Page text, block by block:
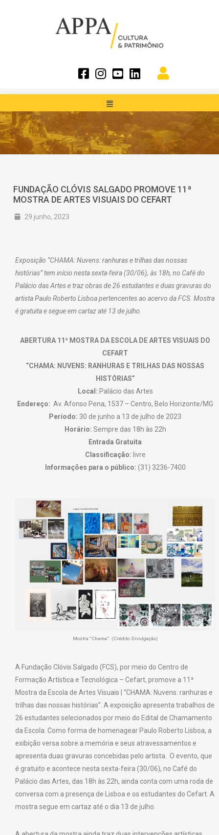
FUNDAÇÃO CLÓVIS SALGADO PROMOVE 11ª
MOSTRA DE ARTES VISUAIS DO CEFART
29 junho, 2023
Exposição “CHAMA: Nuvens: ranhuras e trilhas das nossas
histórias” tem início nesta sexta-feira (30/06), às 18h, no Café do
Palácio das Artes e traz obras de 26 estudantes e duas gravuras do
artista Paulo Roberto Lisboa pertencentes ao acervo da FCS. Mostra
é gratuita e segue em cartaz até 13 de julho
ABERTURA 11ª MOSTRA DA ESCOLA DE ARTES VISUAIS DO
CEFART
“CHAMA: NUVENS: RANHURAS E TRILHAS DAS NOSSAS
HISTÓRIAS”
Local: Palácio das Artes
Endereço: Av. Afonso Pena, 1537 – Centro, Belo Horizonte/MG
Período: 30 de junho a 13 de julho de 2023
Horário: Sempre das 18h às 22h
Entrada Gratuita
Classificação: livre
Informações para o público: (31) 3236-7400
Mostra “Chama”. (Crédito: Divulgação)
A Fundação Clóvis Salgado (FCS), por meio do Centro de
Formação Artística e Tecnológica – Cefart, promove a 11ª
Mostra da Escola de Artes Visuais | “CHAMA: Nuvens: ranhuras e
trilhas das nossas histórias”. A exposição apresenta trabalhos de
26 estudantes selecionados por meio do Edital de Chamamento
da Escola. Como forma de homenagear Paulo Roberto Lisboa, a
exibição versa sobre a memória e seus atravessamentos e
apresenta duas gravuras concebidas pelo artista. O evento, que
é gratuito e acontece nesta sexta-feira (30/06), no Café do
Palácio das Artes, das 18h às 22h, ainda conta com uma roda de
conversa com a presença de Lisboa e os estudantes do Cefart. A
mostra segue em cartaz até o dia 13 de julho.